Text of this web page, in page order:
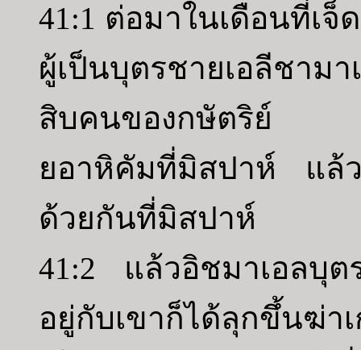
41:1 ต่อมาในเดือนที่เ
ผู้เป็นบุตรชายเอลีชาม
สิบคนของกษัตริย์ ไ
ยอาหิคัมที่มิสปาห์ แล้ว
ด้วยกันที่มิสปาห์
41:2 แล้วอิชมาเอลบุต
อยู่กับเขาก็ได้ลุกขึ้นฆ่